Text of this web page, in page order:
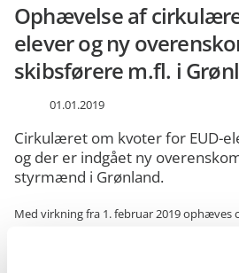
Ophævelse af
elever og ny
skibsførere m.fl. i
01.01.2019
Cirkulæret om kvoter for EUD-
og der er indgået ny
styrmænd i Grønland.
Med virkning fra 1. februar 2019
Hent cirkulæret om ophævelse af